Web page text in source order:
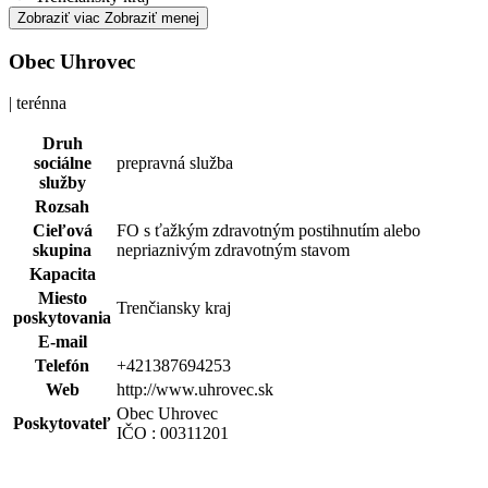
Zobraziť viac Zobraziť menej
Obec Uhrovec
| terénna
Druh
sociálne
služby
prepravná služba
Rozsah
Cieľová
skupina
FO s ťažkým zdravotným postihnutím alebo
nepriaznivým zdravotným stavom
Kapacita
Miesto
poskytovania
Trenčiansky kraj
E-mail
Telefón
+421387694253
Web
http://www.uhrovec.sk
Poskytovateľ
Obec Uhrovec
IČO : 00311201